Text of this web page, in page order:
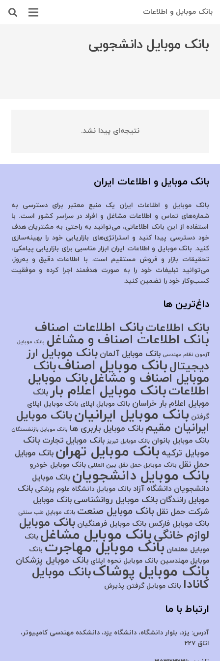
بانک موبایل و اطلاعات
بانک موبایل دانشجویی
نتیجه‌ای پیدا نشد.
بانک موبایل و اطلاعات ایران
بانک موبایل و اطلاعات ایران یک منبع معتبر برای دسترسی به
شماره‌های تماس و اطلاعات مشاغل و افراد در سراسر کشور است. با
استفاده از این بانک اطلاعاتی، می‌توانید به راحتی به مشتریان هدف
خود دسترسی پیدا کنید و استراتژی‌های بازاریابی خود را بهینه‌سازی
کنید. بانک موبایل و اطلاعات ایران ابزار مناسبی برای بازاریابی پیامکی،
تحقیقات بازار و فروش مستقیم است. با اطلاعات دقیق و به‌روز،
می‌توانید تبلیغات خود را به صورت هدفمند اجرا کرده و موفقیت
کسب‌وکار خود را تضمین کنید.
داغ‌ترین ها
بانک اطلاعاتبانک اطلاعات اصناف
بانک اطلاعات اصناف و مشاغل بانک موبایل
آزمون نظام مهندسی بانک موبایل آلمان بانک موبایل ارز
دیجیتالبانک موبایل اصنافبانک
موبایل اصناف و مشاغلبانک موبایل
اطلاعاتبانک موبایل اعلام باربانک
موبایل اعلام بار خراسان بانک موبایل اپلای بانک موبایل اپلای
گرفتن بانک موبایل ایرانیانبانک موبایل
ایرانیان مقیم بانک موبایل باربری ها بانک موبایل بازنشستگان
بانک موبایل بانوان بانک موبایل تبریز بانک موبایل تجارت بانک
موبایل ترکیه بانک موبایل تهران بانک موبایل
حمل نقل بانک موبایل حمل نقل بین المللی بانک موبایل خودرو
بانک موبایل دانشجویان بانک موبایل
دانشجویان دانشگاه آزاد بانک موبایل دانشگاه علوم پزشکی بانک
موبایل رانندگان بانک موبایل روانشناسی بانک موبایل
شرکت حمل نقل بانک موبایل صنعت بانک موبایل طب سنتی
بانک موبایل فارکس بانک موبایل فرهنگیان بانک موبایل
لوازم خانگیبانک موبایل مشاغلبانک
موبایل معلمان بانک موبایل مهاجرت بانک
موبایل مهندسین بانک موبایل نحوه اپلای بانک موبایل پزشکان
بانک موبایل پوشاکبانک موبایل
کانادا بانک موبایل گرفتن پذیرش
ارتباط با ما
آدرس: یزد، بلوار دانشگاه، دانشگاه یزد،دانشکده مهندسی کامپیوتر،
اتاق 227